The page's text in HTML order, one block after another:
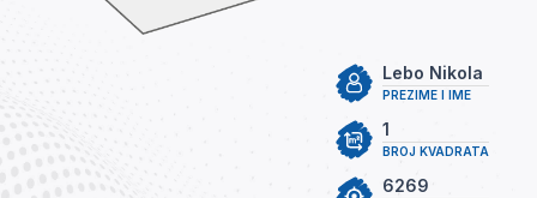
PREZIME I IME
Lebo Nikola
BROJ KVADRATA
1
6269